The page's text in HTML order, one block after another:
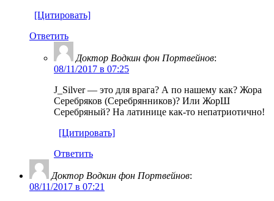
[Цитировать]
Ответить
Доктор Водкин фон Портвейнов:
08/11/2017 в 07:25
J_Silver — это для врага? А по нашему как? Жора
Серебряков (Серебрянников)? Или ЖорШ
Серебряный? На латинице как-то непатриотично!
[Цитировать]
Ответить
Доктор Водкин фон Портвейнов:
08/11/2017 в 07:21